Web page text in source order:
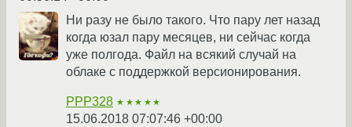
Ни разу не было такого. Что пару лет назад
когда юзал пару месяцев, ни сейчас когда
уже полгода. Файл на всякий случай на
облаке с поддержкой версионирования.
PPP328 ★★★★★
15.06.2018 07:07:46 +00:00